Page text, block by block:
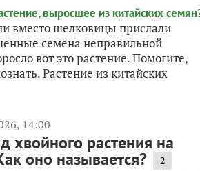
вместо шелковицы прислали
семена неправильной
вот это растение. Помогите,
Растение из китайских
14:00
хвойного растения на
оно называется? 2